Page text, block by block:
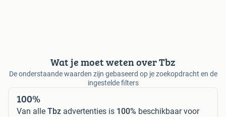
Wat je moet weten over Tbz
De onderstaande waarden zijn gebaseerd op je zoekopdracht en de
ingestelde filters
100%
Van alle Tbz advertenties is 100% beschikbaar voor